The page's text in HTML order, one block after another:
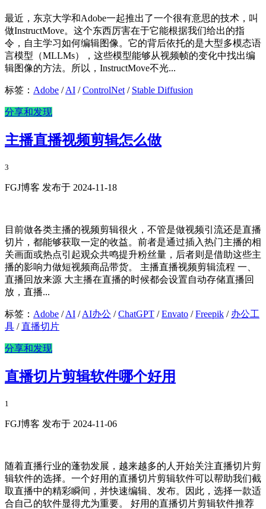
最近，东京大学和Adobe一起推出了一个很有意思的技术，叫
做InstructMove。这个东西厉害在于它能根据我们给出的指
令，自主学习如何编辑图像。它的背后依托的是大型多模态语
言模型（MLLMs），这些模型能够从视频帧的变化中找出编
辑图像的方法。所以，InstructMove不光...
标签： Adobe /AI /ControlNet / Stable Diffusion
分享和发现
主播直播视频剪辑怎么做
3
FGJ博客 发布于 2024-11-18
目前做各类主播的视频剪辑很火，不管是做视频引流还是直播
切片，都能够获取一定的收益。前者是通过插入热门主播的相
关画面或热点引起观众共鸣提升粉丝量，后者则是借助这些主
播的影响力做短视频商品带货。 主播直播视频剪辑流程 一、
直播回放来源 大主播在直播的时候都会设置自动存储直播回
放，直播...
标签： Adobe /AI /AI办公 /ChatGPT /Envato /Freepik / 办公工
具 /直播切片
分享和发现
直播切片剪辑软件哪个好用
1
FGJ博客 发布于 2024-11-06
随着直播行业的蓬勃发展，越来越多的人开始关注直播切片剪
辑软件的选择。一个好用的直播切片剪辑软件可以帮助我们截
取直播中的精彩瞬间，并快速编辑、发布。因此，选择一款适
合自己的软件显得尤为重要。 好用的直播切片剪辑软件推荐